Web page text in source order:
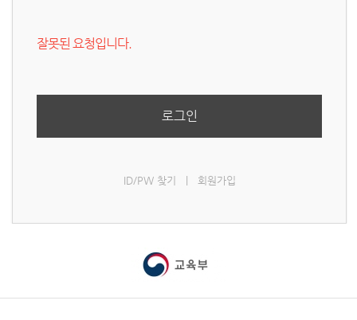
잘못된 요청입니다.
로그인
ID/PW 찾기 회원가입